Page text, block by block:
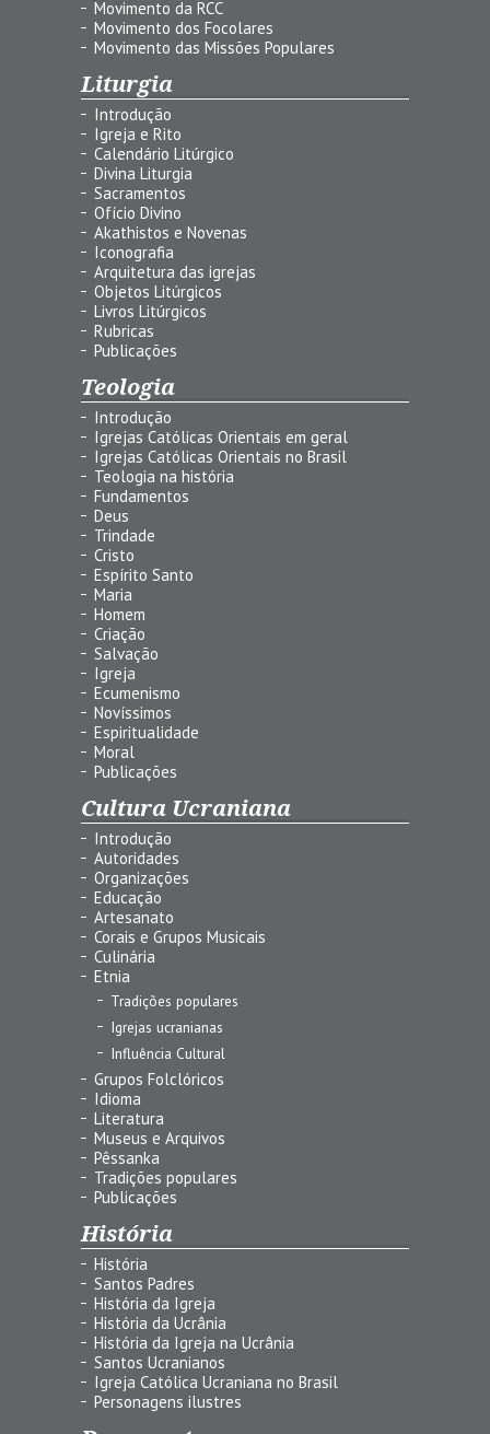
Movimento da RCC
Movimento dos Focolares
Movimento das Missões Populares
Liturgia
Introdução
Igreja e Rito
Calendário Litúrgico
Divina Liturgia
Sacramentos
Ofício Divino
Akathistos e Novenas
Iconografia
Arquitetura das igrejas
Objetos Litúrgicos
Livros Litúrgicos
Rubricas
Publicações
Teologia
Introdução
Igrejas Católicas Orientais em geral
Igrejas Católicas Orientais no Brasil
Teologia na história
Fundamentos
Deus
Trindade
Cristo
Espírito Santo
Maria
Homem
Criação
Salvação
Igreja
Ecumenismo
Novíssimos
Espiritualidade
Moral
Publicações
Cultura Ucraniana
Introdução
Autoridades
Organizações
Educação
Artesanato
Corais e Grupos Musicais
Culinária
Etnia
Tradições populares
Igrejas ucranianas
Influência Cultural
Grupos Folclóricos
Idioma
Literatura
Museus e Arquivos
Pêssanka
Tradições populares
Publicações
História
História
Santos Padres
História da Igreja
História da Ucrânia
História da Igreja na Ucrânia
Santos Ucranianos
Igreja Católica Ucraniana no Brasil
Personagens ilustres